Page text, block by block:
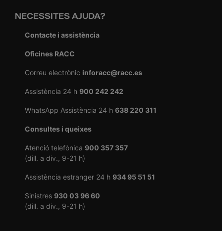
NECESSITES AJUDA?
Contacte i assistència
Oficines RACC
Correu electrònic inforacc@racc.es
Assistència 24 h 900 242 242
WhatsApp Assistència 24 h 638 220 311
Consultes i queixes
Atenció telefònica 900 357 357
(dill. a div., 9-21 h)
Assistència estranger 24 h 934 95 51 51
Sinistres 930 03 96 60
(dill. a div., 9-21 h)